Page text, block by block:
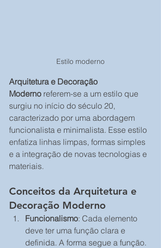
Estilo moderno
Arquitetura e Decoração
Moderno referem-se a um estilo que
surgiu no início do século 20,
caracterizado por uma abordagem
funcionalista e minimalista. Esse estilo
enfatiza linhas limpas, formas simples
e a integração de novas tecnologias e
materiais.
Conceitos da Arquitetura e
Decoração Moderno
Funcionalismo: Cada elemento
deve ter uma função clara e
definida. A forma segue a função.